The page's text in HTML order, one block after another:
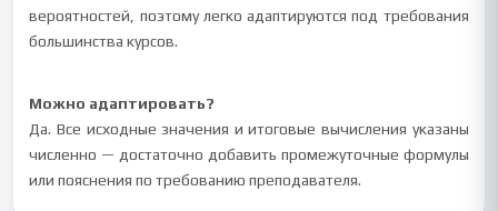
вероятностей, поэтому легко адаптируются под требования
большинства курсов.
Можно адаптировать?
Да. Все исходные значения и итоговые вычисления указаны
численно — достаточно добавить промежуточные формулы
или пояснения по требованию преподавателя.